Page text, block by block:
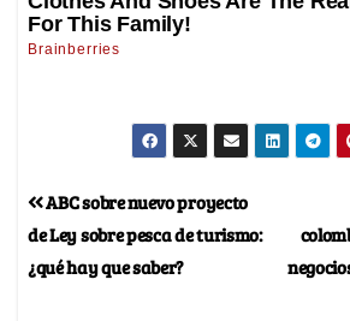
ABC sobre nuevo proyecto
de Ley sobre pesca de turismo:
¿qué hay que saber?